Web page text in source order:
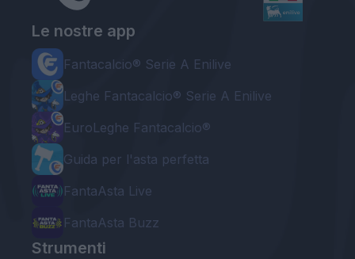
Le nostre app
Fantacalcio® Serie A Enilive
Leghe Fantacalcio® Serie A Enilive
EuroLeghe Fantacalcio®
Guida per l'asta perfetta
FantaAsta Live
FantaAsta Buzz
Strumenti